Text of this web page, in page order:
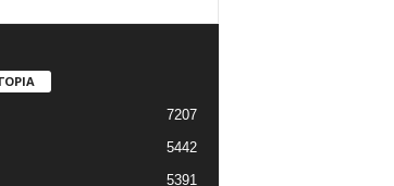
7207
5442
5391